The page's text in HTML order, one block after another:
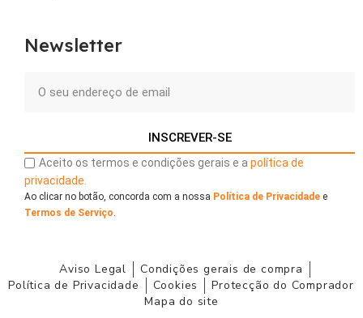
Newsletter
INSCREVER-SE
Aceito os termos e condições gerais e a política de
privacidade.
Ao clicar no botão, concorda com a nossa Política de Privacidade e
Termos de Serviço
Aviso Legal
Condições gerais de compra
Política de Privacidade
Cookies
Protecção do Comprador
Mapa do site